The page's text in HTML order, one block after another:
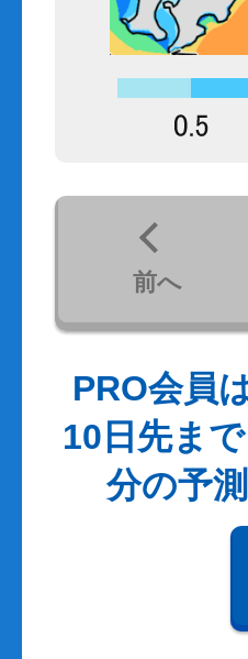
前へ
PRO会員
10日先ま
分の予